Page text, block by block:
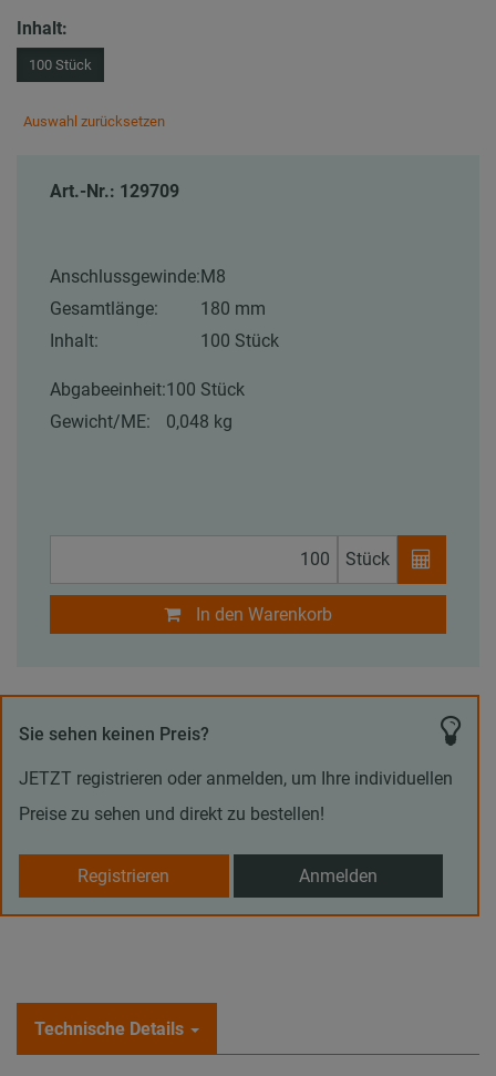
Inhalt:
100 Stück
Auswahl zurücksetzen
Art.-Nr.: 129709
Anschlussgewinde:M8
Gesamtlänge:
180 mm
Inhalt:
100 Stück
Abgabeeinheit:100 Stück
Gewicht/ME:
0,048 kg
Stück
In den Warenkorb
Sie sehen keinen Preis?
JETZT registrieren oder anmelden, um Ihre individuellen
Preise zu sehen und direkt zu bestellen!
Registrieren Anmelden
Technische Details